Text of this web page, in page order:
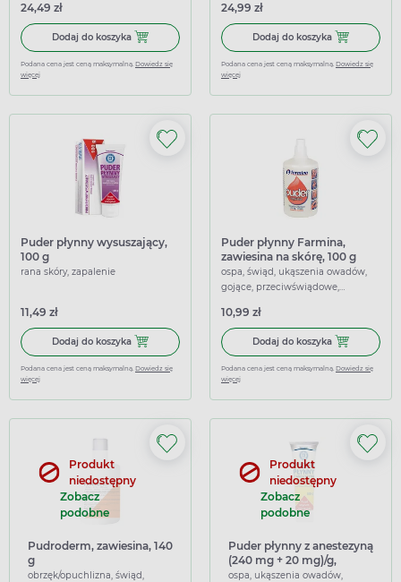
24,49 zł
Dodaj do koszyka Dodaj do koszyka Kalium hypermanganicum Galena 100
Podana cena jest ceną maksymalną. Dowiedz się
więcej
24,99 zł
Dodaj do koszyka Dodaj do
Podana cena jest ceną maksymalną. Dowiedz się
więcej
Puder płynny wysuszający,
100 g
rana skóry, zapalenie
11,49 zł
Dodaj do koszyka Dodaj do koszyka Puder płynny wysuszający, 100 g
Podana cena jest ceną maksymalną. Dowiedz się
więcej
Puder płynny Farmina,
zawiesina na skórę, 100 g
ospa, świąd, ukąszenia owadów,
gojące, przeciwświądowe,
10,99 zł
Dodaj do koszyka Dodaj do
Podana cena jest ceną maksymalną. Dowiedz się
więcej
Produkt
niedostępny
Zobacz
podobne
Pudroderm, zawiesina, 140
g
obrzęk/opuchlizna, świąd,
Produkt
niedostępny
Zobacz
podobne
Puder płynny z anestezyną
(240 mg + 20 mg)/g,
zawiesina na skórę, 100 g
ospa, ukąszenia owadów,